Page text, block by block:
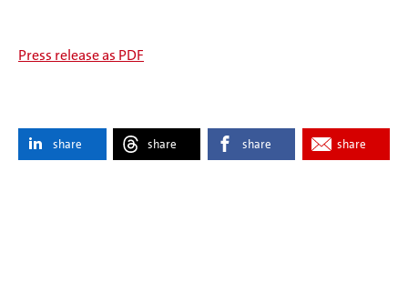
Press release as PDF
share share share share